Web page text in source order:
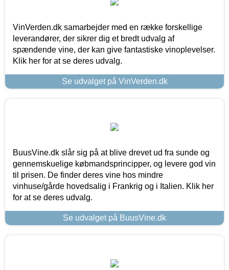
VinVerden.dk samarbejder med en række forskellige
leverandører, der sikrer dig et bredt udvalg af
spændende vine, der kan give fantastiske vinoplevelser.
Klik her for at se deres udvalg.
Se udvalget på VinVerden.dk
BuusVine.dk slår sig på at blive drevet ud fra sunde og
gennemskuelige købmandsprincipper, og levere god vin
til prisen. De finder deres vine hos mindre
vinhuse/gårde hovedsalig i Frankrig og i Italien. Klik her
for at se deres udvalg.
Se udvalget på BuusVine.dk